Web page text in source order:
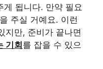
게 됩니다. 만약 필요
주실 거예요. 이런
지만, 준비가 끝나면
기회를 잡을 수 있으